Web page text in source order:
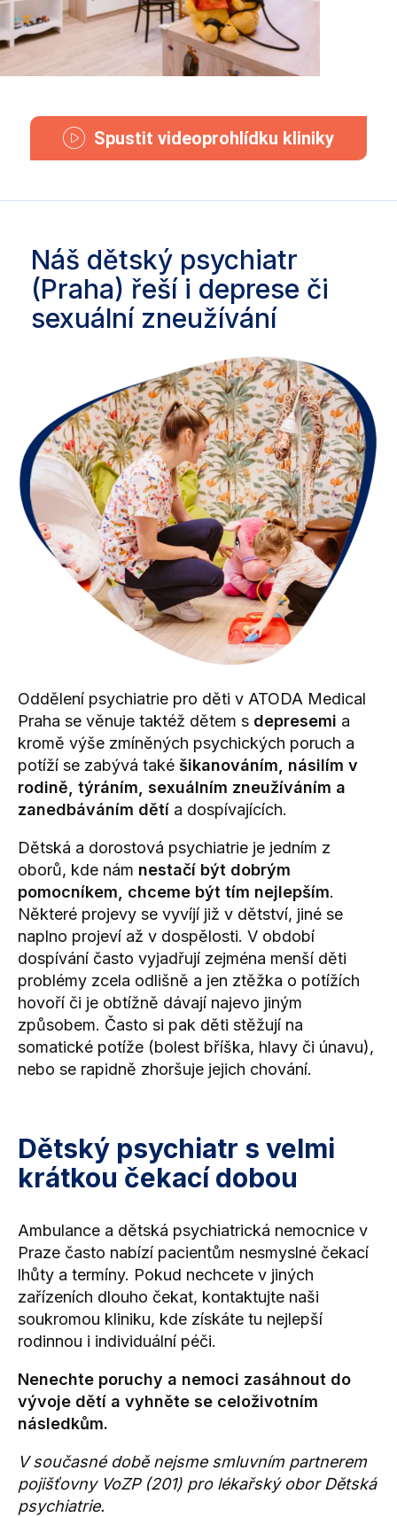
Spustit videoprohlídku kliniky
Náš dětský psychiatr
(Praha) řeší i deprese či
sexuální zneužívání
Oddělení psychiatrie pro děti v ATODA Medical
Praha se věnuje taktéž dětem s depresemi a
kromě výše zmíněných psychických poruch a
potíží se zabývá také šikanováním, násilím v
rodině, týráním, sexuálním zneužíváním a
zanedbáváním dětí a dospívajících.
Dětská a dorostová psychiatrie je jedním z
oborů, kde nám nestačí být dobrým
pomocníkem, chceme být tím nejlepším.
Některé projevy se vyvíjí již v dětství, jiné se
naplno projeví až v dospělosti. V období
dospívání často vyjadřují zejména menší děti
problémy zcela odlišně a jen ztěžka o potížích
hovoří či je obtížně dávají najevo jiným
způsobem. Často si pak děti stěžují na
somatické potíže (bolest bříška, hlavy či únavu),
nebo se rapidně zhoršuje jejich chování.
Dětský psychiatr s velmi
krátkou čekací dobou
Ambulance a dětská psychiatrická nemocnice v
Praze často nabízí pacientům nesmyslné čekací
lhůty a termíny. Pokud nechcete v jiných
zařízeních dlouho čekat, kontaktujte naši
soukromou kliniku, kde získáte tu nejlepší
rodinnou i individuální péči.
Nenechte poruchy a nemoci zasáhnout do
vývoje dětí a vyhněte se celoživotním
následkům.
V současné době nejsme smluvním partnerem
pojišťovny VoZP (201) pro lékařský obor Dětská
psychiatrie.